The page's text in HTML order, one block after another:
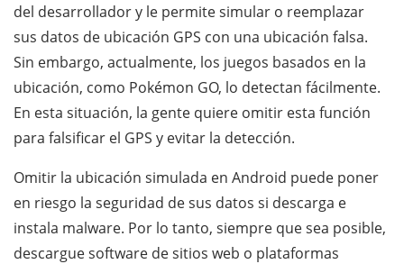
del desarrollador y le permite simular o reemplazar
sus datos de ubicación GPS con una ubicación falsa.
Sin embargo, actualmente, los juegos basados ​​en la
ubicación, como Pokémon GO, lo detectan fácilmente.
En esta situación, la gente quiere omitir esta función
para falsificar el GPS y evitar la detección.
Omitir la ubicación simulada en Android puede poner
en riesgo la seguridad de sus datos si descarga e
instala malware. Por lo tanto, siempre que sea posible,
descargue software de sitios web o plataformas